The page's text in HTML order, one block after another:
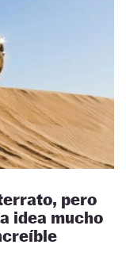
pero
idea mucho